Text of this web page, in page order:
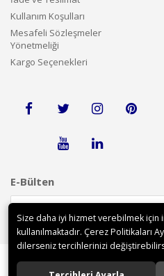
Kullanım Koşulları
Mesafeli Sözleşmeler
Yönetmeliği
Kargo Seçenekleri
E-Bülten
Size daha iyi hizmet verebilmek
kullanılmaktadır. Çerez Politikaları
dilerseniz tercihlerinizi